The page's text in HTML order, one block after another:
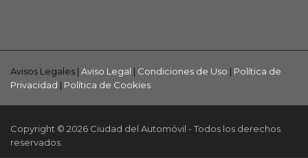
Avisos Legales | Aviso Legal | Condiciones de Uso | Política de
Privacidad | Política de Cookies
Copyright © 2026 Ciudad del Automóvil - Todos los derechos
reservados.